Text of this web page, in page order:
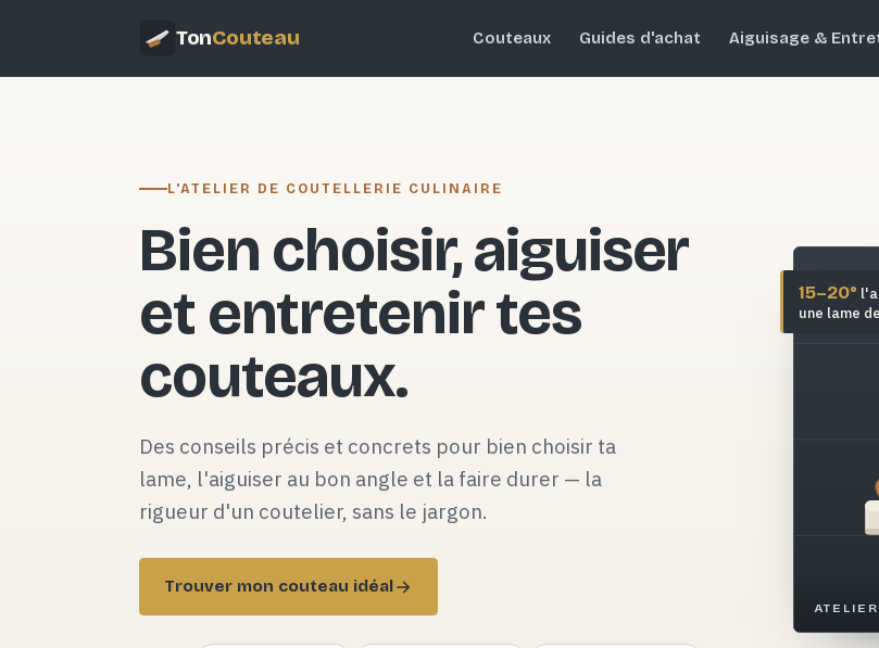
TonCouteau Couteaux Guides d'achat Aiguisage &
L'ATELIER DE COUTELLERIE CULINAIRE
Bien choisir, aiguiser
et entretenir tes
couteaux.
Des conseils précis et concrets pour bien choisir ta
lame, l'aiguiser au bon angle et la faire durer — la
rigueur d'un coutelier, sans le jargon.
Trouver mon couteau idéal
15–20°
une lame